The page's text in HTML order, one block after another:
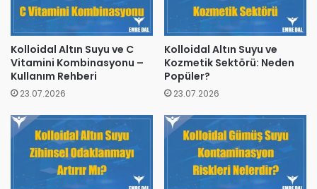
Kolloidal Altın Suyu ve C
Vitamini Kombinasyonu –
Kullanım Rehberi
23.07.2026
Kolloidal Altın Suyu ve
Kozmetik Sektörü: Neden
Popüler?
23.07.2026